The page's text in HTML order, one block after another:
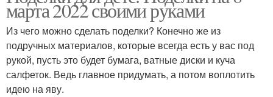
марта 2022 своими руками
Из чего можно сделать поделки? Конечно же из
подручных материалов, которые всегда есть у вас под
рукой, пусть это будет бумага, ватные диски и куча
салфеток. Ведь главное придумать, а потом воплотить
идею на яву.